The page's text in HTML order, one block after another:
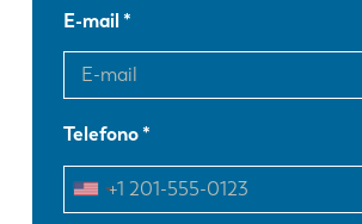
E-mail
Telefono